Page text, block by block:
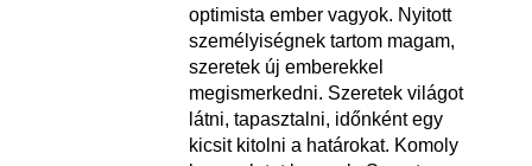
optimista ember vagyok. Nyitott
személyiségnek tartom magam,
szeretek új emberekkel
megismerkedni. Szeretek világot
látni, tapasztalni, időnként egy
kicsit kitolni a határokat. Komoly